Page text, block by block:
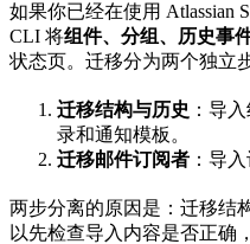
如果你已经在使用 Atlassian
CLI 将组件、分组、历史事
状态页。迁移分为两个独立
迁移结构与历史 ：导
录和通知模板。
迁移邮件订阅者 ：导
两步分离的原因是：迁移结
以先检查导入内容是否正确